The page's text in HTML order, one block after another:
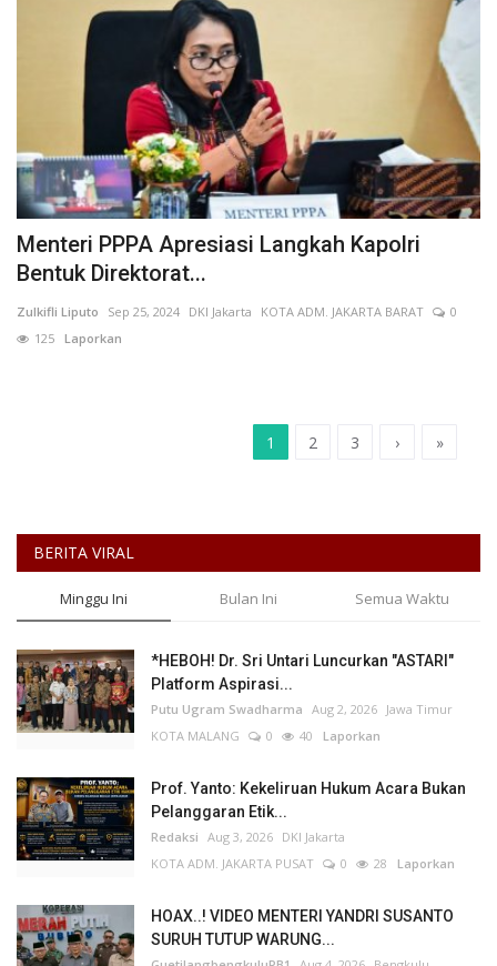
Menteri PPPA Apresiasi Langkah Kapolri
Bentuk Direktorat...
Zulkifli Liputo Sep 25, 2024 DKI Jakarta KOTA ADM. JAKARTA BARAT
0
125 Laporkan
1 2 3 › »
BERITA VIRAL
Minggu Ini Bulan Ini Semua Waktu
*HEBOH! Dr. Sri Untari Luncurkan "ASTARI"
Platform Aspirasi...
Putu Ugram Swadharma Aug 2, 2026 Jawa Timur
KOTA MALANG
0 40 Laporkan
Prof. Yanto: Kekeliruan Hukum Acara Bukan
Pelanggaran Etik...
Redaksi Aug 3, 2026 DKI Jakarta
KOTA ADM. JAKARTA PUSAT
0 28 Laporkan
HOAX..! VIDEO MENTERI YANDRI SUSANTO
SURUH TUTUP WARUNG...